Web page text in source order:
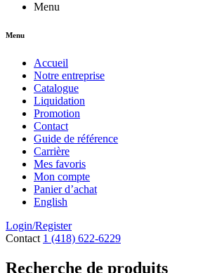
Menu
Menu
Accueil
Notre entreprise
Catalogue
Liquidation
Promotion
Contact
Guide de référence
Carrière
Mes favoris
Mon compte
Panier d’achat
English
Login/Register
Contact 1 (418) 622-6229
Recherche de produits